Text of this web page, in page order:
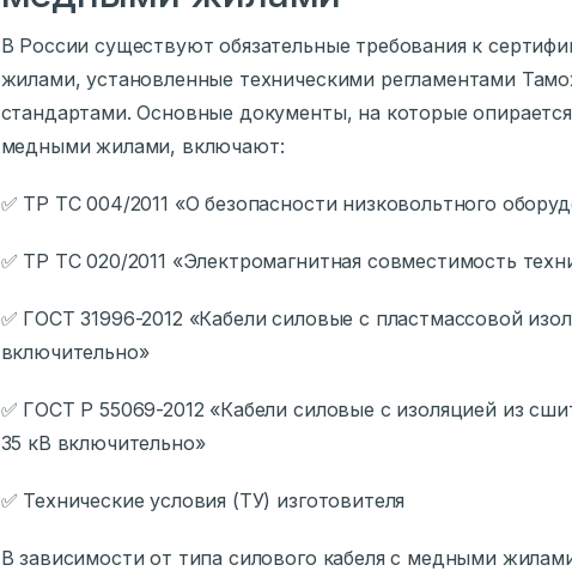
В России существуют обязательные требования к
жилами, установленные техническими регламентами
стандартами. Основные документы, на которые
медными жилами, включают:
✅ ТР ТС 004/2011 «О безопасности низковольтного
✅ ТР ТС 020/2011 «Электромагнитная совместимость
✅ ГОСТ 31996-2012 «Кабели силовые с пластмассовой
включительно»
✅ ГОСТ Р 55069-2012 «Кабели силовые с изоляцией из
35 кВ включительно»
✅ Технические условия (ТУ) изготовителя
В зависимости от типа силового кабеля с медными